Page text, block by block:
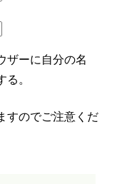
ザーに自分の名
。
すのでご注意くだ